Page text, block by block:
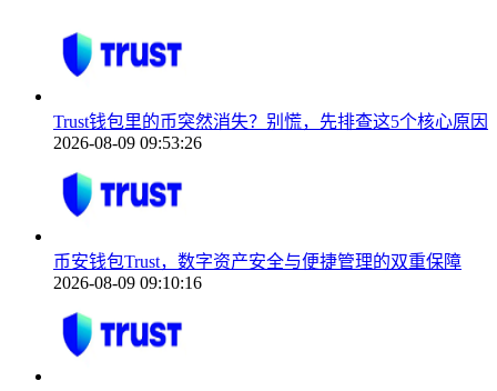
Trust钱包里的币突然消失？别慌，先排查这5个核心原因
2026-08-09 09:53:26
币安钱包Trust，数字资产安全与便捷管理的双重保障
2026-08-09 09:10:16